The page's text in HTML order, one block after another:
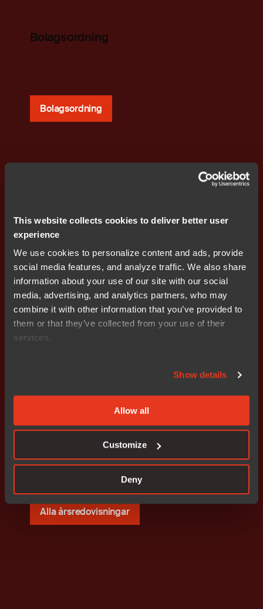
This website collects cookies to deliver better user
experience
We use cookies to personalize content and ads, provide
social media features, and analyze traffic. We also share
information about your use of our site with our social
media, advertising, and analytics partners, who may
combine it with other information that you’ve provided to
them or that they’ve collected from your use of their
services.
Show details
Allow all
Customize
Deny
Bolagsordning
Bolagsordning
Bolagsstyrningsrapport
Årsredovisning
Alla årsredovisningar